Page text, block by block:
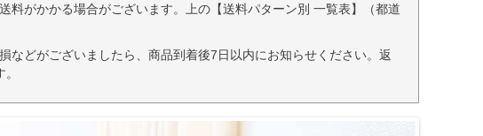
がかかる場合がございます。上の【送料パターン別 一覧表】（都道
どがございましたら、商品到着後7日以内にお知らせください。返